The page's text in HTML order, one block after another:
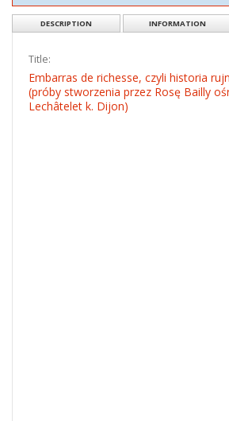
DESCRIPTION INFORMATION
Title:
Embarras de richesse, czyli historia
(próby stworzenia przez Rosę Bailly
Lechâtelet k. Dijon)